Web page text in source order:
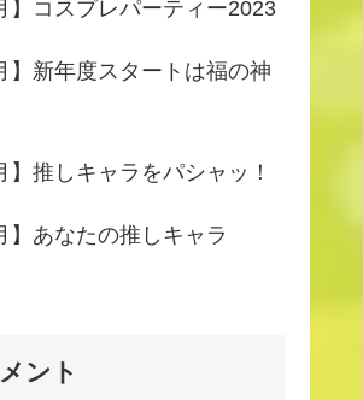
】コスプレパーティー2023
】新年度スタートは福の神
】推しキャラをパシャッ！
】あなたの推しキャラ
ント